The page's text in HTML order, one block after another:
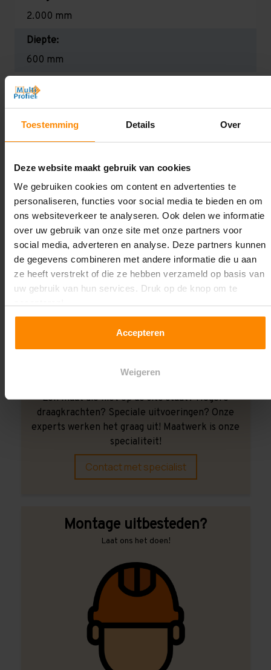
Toestemming Details Over
Deze website maakt gebruik van cookies
We gebruiken cookies om content en advertenties te
personaliseren, functies voor social media te bieden en om
ons websiteverkeer te analyseren. Ook delen we informatie
over uw gebruik van onze site met onze partners voor
social media, adverteren en analyse. Deze partners kunnen
de gegevens combineren met andere informatie die u aan
ze heeft verstrekt of die ze hebben verzameld op basis van
uw gebruik van hun services. Druk op de knop om te
Accepteren
Weigeren
2.000 mm
Diepte:
600 mm
Lengte:
Liggerlengte:
Aantal niveaus:
6
Draagkracht:
Licht (130 kg per legbord)
Oplossing op maat nodig?
Een maat die niet op de site staat? Hogere
draagkrachten? Speciale uitvoeringen? Onze
experts werken het graag uit! Maatwerk is onze
specialiteit!
Contact met specialist
Montage uitbesteden?
Laat ons het doen!